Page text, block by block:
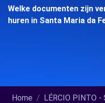
Welke documenten zijn
huren in Santa Maria da
Home LÉRCIO PINTO -